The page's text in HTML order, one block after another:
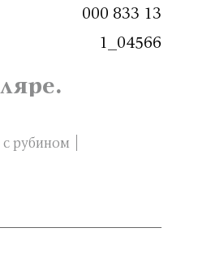
000 833 13
1_04566
рубином